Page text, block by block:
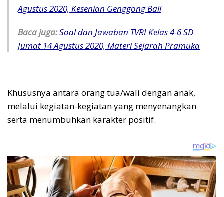
Agustus 2020, Kesenian Genggong Bali
Baca juga:Soal dan Jawaban TVRI Kelas 4-6 SD
Jumat 14 Agustus 2020, Materi Sejarah Pramuka
Khususnya antara orang tua/wali dengan anak,
melalui kegiatan-kegiatan yang menyenangkan
serta menumbuhkan karakter positif.